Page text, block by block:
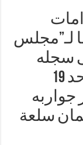
لـ”مجلس
سجله
الأسود بخدمة الانقلاب.. الأحد 19
جواربه
سلعة